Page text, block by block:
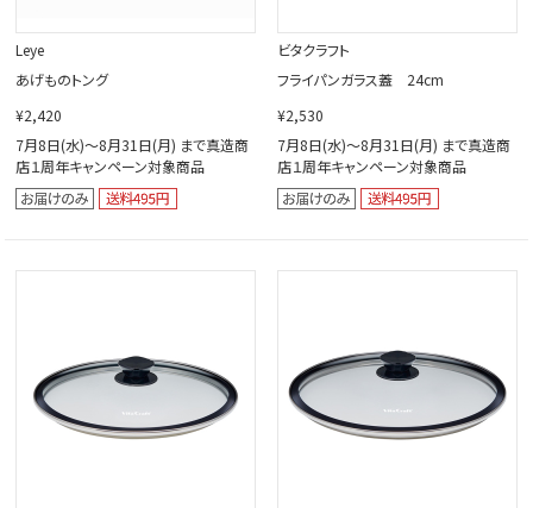
Leye
あげものトング
¥2,420
7月8日(水)～8月31日(月) まで真造商
店１周年キャンペーン対象商品
ビタクラフト
フライパンガラス蓋 24cm
¥2,530
7月8日(水)～8月31日(月) まで真造商
店１周年キャンペーン対象商品